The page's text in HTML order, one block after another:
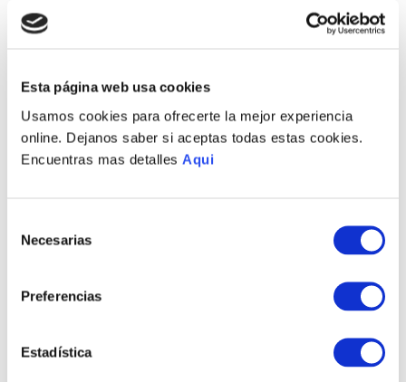
Esta página web usa cookies
Usamos cookies para ofrecerte la mejor experiencia
online. Dejanos saber si aceptas todas estas cookies.
Encuentras mas detalles Aqui
Necesarias
Preferencias
Estadística
COLLAR CUPCAKE
ESMALTE
S/ 260.00
COLLAR LUCK HIJA
S/ 190.00
COLLAR FOREVER HIJA